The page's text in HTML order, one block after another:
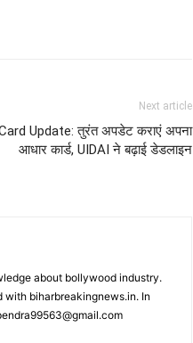
Next article
Update: तुरंत अपडेट कराएं अपना
आधार कार्ड, UIDAI ने बढ़ाई डेडलाइन
about bollywood industry.
with biharbreakingnews.in. In